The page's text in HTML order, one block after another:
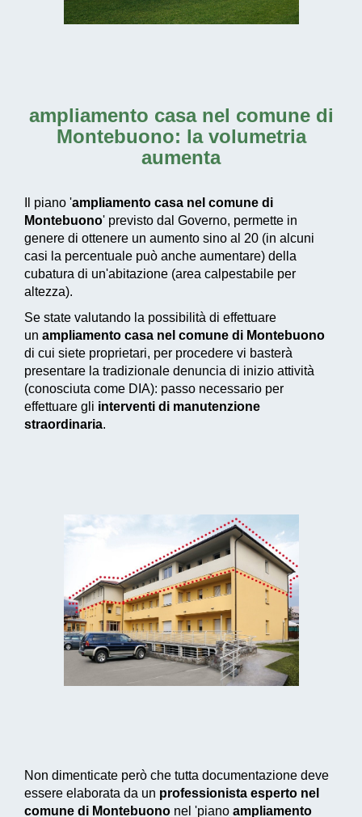
ampliamento casa nel comune di
Montebuono: la volumetria
aumenta
Il piano 'ampliamento casa nel comune di
Montebuono' previsto dal Governo, permette in
genere di ottenere un aumento sino al 20 (in alcuni
casi la percentuale può anche aumentare) della
cubatura di un'abitazione (area calpestabile per
altezza).
Se state valutando la possibilità di effettuare
un ampliamento casa nel comune di Montebuono
di cui siete proprietari, per procedere vi basterà
presentare la tradizionale denuncia di inizio attività
(conosciuta come DIA): passo necessario per
effettuare gli interventi di manutenzione
straordinaria.
Non dimenticate però che tutta documentazione deve
essere elaborata da un professionista esperto nel
comune di Montebuono nel 'piano ampliamento